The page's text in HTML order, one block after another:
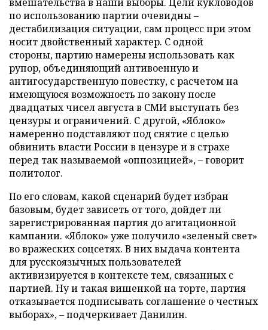
по использованию партии очевидны –
дестабилизация ситуации, сам процесс при этом
носит двойственный характер. С одной
стороны, партию намерены использовать как
рупор, объединяющий антивоенную и
антигосударственную повестку, с расчетом на
имеющуюся возможность по закону после
двадцатых чисел августа в СМИ выступать без
цензуры и ограничений. С другой, «Яблоко»
намеренно подставляют под снятие с целью
обвинить власти России в цензуре и в страхе
перед так называемой «оппозицией», – говорит
политолог.
По его словам, какой сценарий будет избран
базовым, будет зависеть от того, дойдет ли
зарегистрированная партия до агитационной
кампании. «Яблоко» уже получило «зеленый свет»
во вражеских соцсетях. В них выдача контента
для русскоязычных пользователей
активизируется в контексте тем, связанных с
партией. Ну и такая вишенкой на торте, партия
отказывается подписывать соглашение о честных
выборах», – подчеркивает Данилин.